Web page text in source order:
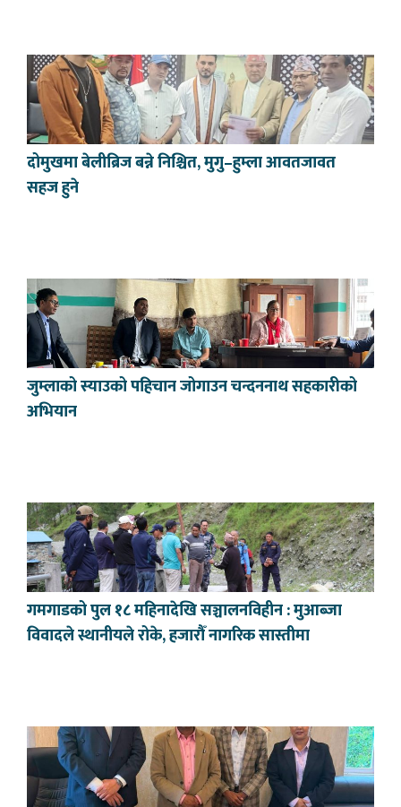
दोमुखमा बेलीब्रिज बन्ने निश्चित, मुगु–हुम्ला आवतजावत
सहज हुने
जुम्लाको स्याउको पहिचान जोगाउन चन्दननाथ सहकारीको
अभियान
गमगाडको पुल १८ महिनादेखि सञ्चालनविहीन : मुआब्जा
विवादले स्थानीयले रोके, हजारौँ नागरिक सास्तीमा